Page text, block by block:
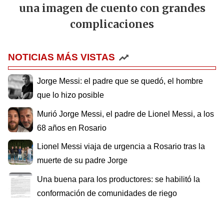
una imagen de cuento con grandes
complicaciones
NOTICIAS MÁS VISTAS
Jorge Messi: el padre que se quedó, el hombre
que lo hizo posible
Murió Jorge Messi, el padre de Lionel Messi, a los
68 años en Rosario
Lionel Messi viaja de urgencia a Rosario tras la
muerte de su padre Jorge
Una buena para los productores: se habilitó la
conformación de comunidades de riego